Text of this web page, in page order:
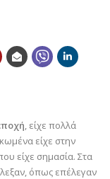
, είχε πολλά
είχε στην
είχε σημασία. Στα
όπως επέλεγαν